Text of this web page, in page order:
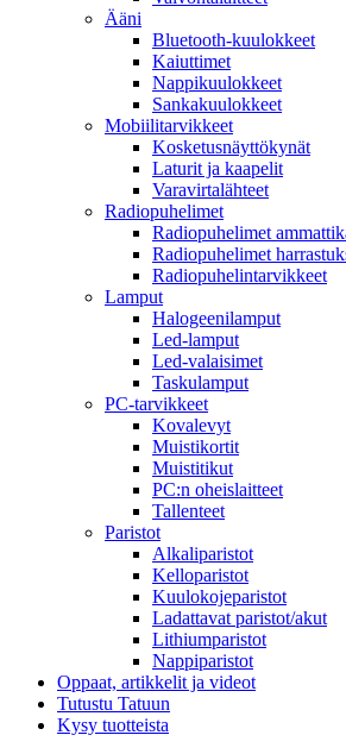
Ääni
Bluetooth-kuulokkeet
Kaiuttimet
Nappikuulokkeet
Sankakuulokkeet
Mobiilitarvikkeet
Kosketusnäyttökynät
Laturit ja kaapelit
Varavirtalähteet
Radiopuhelimet
Radiopuhelimet
Radiopuhelimet
Radiopuhelintarvikkeet
Lamput
Halogeenilamput
Led-lamput
Led-valaisimet
Taskulamput
PC-tarvikkeet
Kovalevyt
Muistikortit
Muistitikut
PC:n oheislaitteet
Tallenteet
Paristot
Alkaliparistot
Kelloparistot
Kuulokojeparistot
Ladattavat paristot/akut
Lithiumparistot
Nappiparistot
Oppaat, artikkelit ja videot
Tutustu Tatuun
Kysy tuotteista